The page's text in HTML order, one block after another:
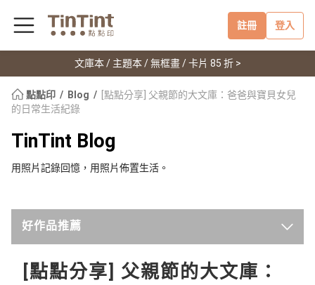
註冊 登入
文庫本 / 主題本 / 無框畫 / 卡片 85 折 >
點點印 Blog
[點點分享] 父親節的大文庫：爸爸與寶貝女兒
的日常生活紀錄
TinTint Blog
用照片記錄回憶，用照片佈置生活。
好作品推薦
最新
[點點分享] 父親節的大文庫：